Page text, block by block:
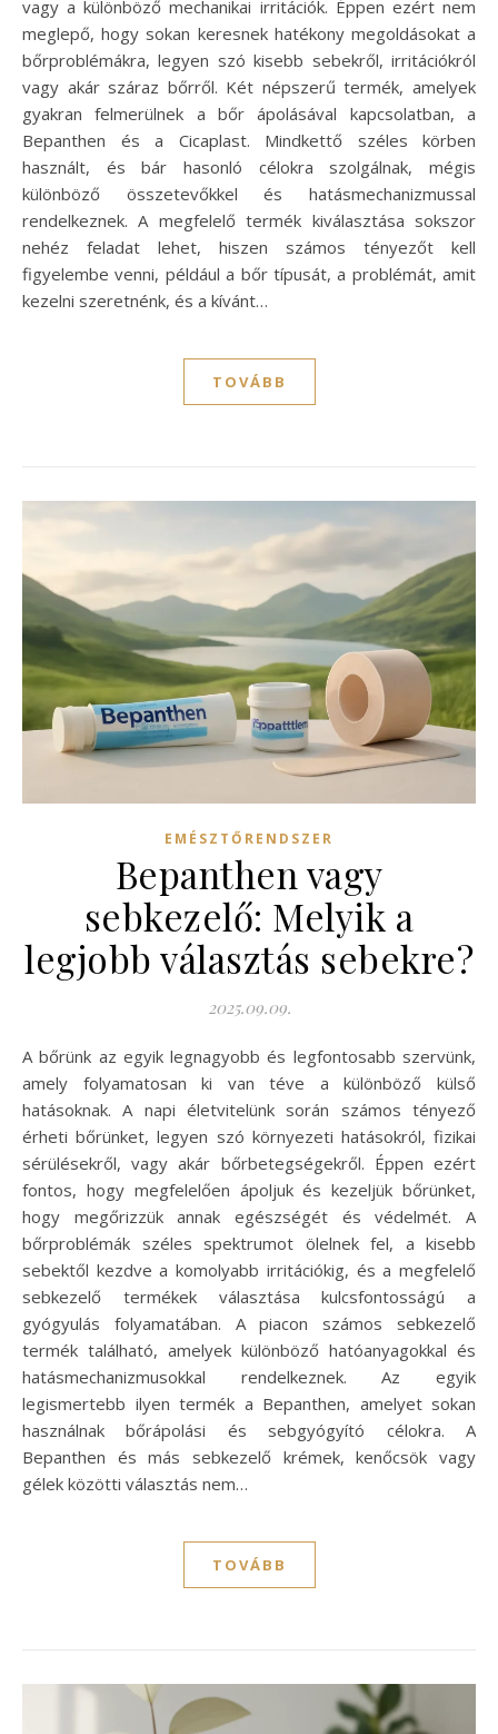
vagy a különböző mechanikai irritációk. Éppen ezért nem
meglepő, hogy sokan keresnek hatékony megoldásokat a
bőrproblémákra, legyen szó kisebb sebekről, irritációkról
vagy akár száraz bőrről. Két népszerű termék, amelyek
gyakran felmerülnek a bőr ápolásával kapcsolatban, a
Bepanthen és a Cicaplast. Mindkettő széles körben
használt, és bár hasonló célokra szolgálnak, mégis
különböző összetevőkkel és hatásmechanizmussal
rendelkeznek. A megfelelő termék kiválasztása sokszor
nehéz feladat lehet, hiszen számos tényezőt kell
figyelembe venni, például a bőr típusát, a problémát, amit
kezelni szeretnénk, és a kívánt…
TOVÁBB
EMÉSZTŐRENDSZER
Bepanthen vagy
sebkezelő: Melyik a
legjobb választás sebekre?
2025.09.09.
A bőrünk az egyik legnagyobb és legfontosabb szervünk,
amely folyamatosan ki van téve a különböző külső
hatásoknak. A napi életvitelünk során számos tényező
érheti bőrünket, legyen szó környezeti hatásokról, fizikai
sérülésekről, vagy akár bőrbetegségekről. Éppen ezért
fontos, hogy megfelelően ápoljuk és kezeljük bőrünket,
hogy megőrizzük annak egészségét és védelmét. A
bőrproblémák széles spektrumot ölelnek fel, a kisebb
sebektől kezdve a komolyabb irritációkig, és a megfelelő
sebkezelő termékek választása kulcsfontosságú a
gyógyulás folyamatában. A piacon számos sebkezelő
termék található, amelyek különböző hatóanyagokkal és
hatásmechanizmusokkal rendelkeznek. Az egyik
legismertebb ilyen termék a Bepanthen, amelyet sokan
használnak bőrápolási és sebgyógyító célokra. A
Bepanthen és más sebkezelő krémek, kenőcsök vagy
gélek közötti választás nem…
TOVÁBB